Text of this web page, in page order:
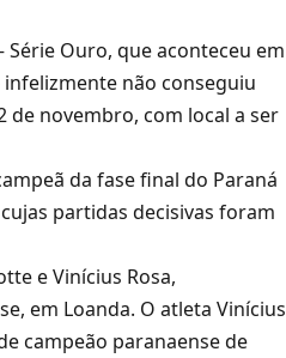
Série Ouro, que aconteceu em
não conseguiu
de novembro, com local a ser
da fase final do Paraná
partidas decisivas foram
e Vinícius Rosa,
em Loanda. O atleta Vinícius
campeão paranaense de